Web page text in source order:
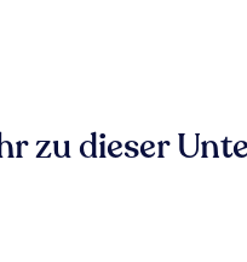
zu dieser